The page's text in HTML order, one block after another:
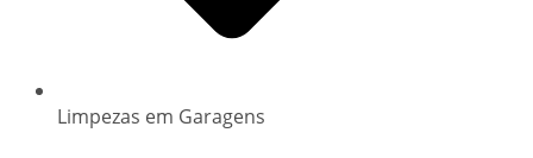
Limpezas em Garagens